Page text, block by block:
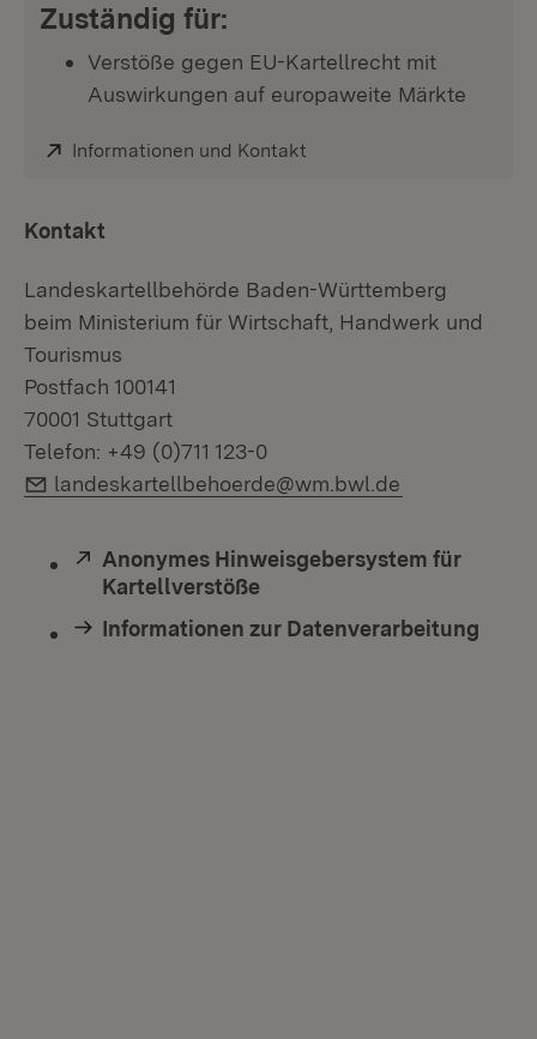
Zuständig für:
Verstöße gegen EU-Kartellrecht mit
Auswirkungen auf europaweite Märkte
Extern:
Informationen und Kontakt
Kontakt
Landeskartellbehörde Baden-Württemberg
beim Ministerium für Wirtschaft, Handwerk und
Tourismus
Postfach 100141
70001 Stuttgart
Telefon: +49 (0)711 123-0
E-Mail:
landeskartellbehoerde@wm.bwl.de
Extern:
Anonymes Hinweisgebersystem für
Kartellverstöße
Informationen zur Datenverarbeitung